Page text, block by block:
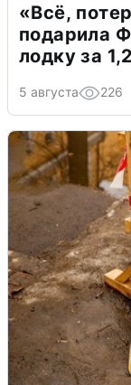
«Всё,
подарила
лодку за
5 августа 226